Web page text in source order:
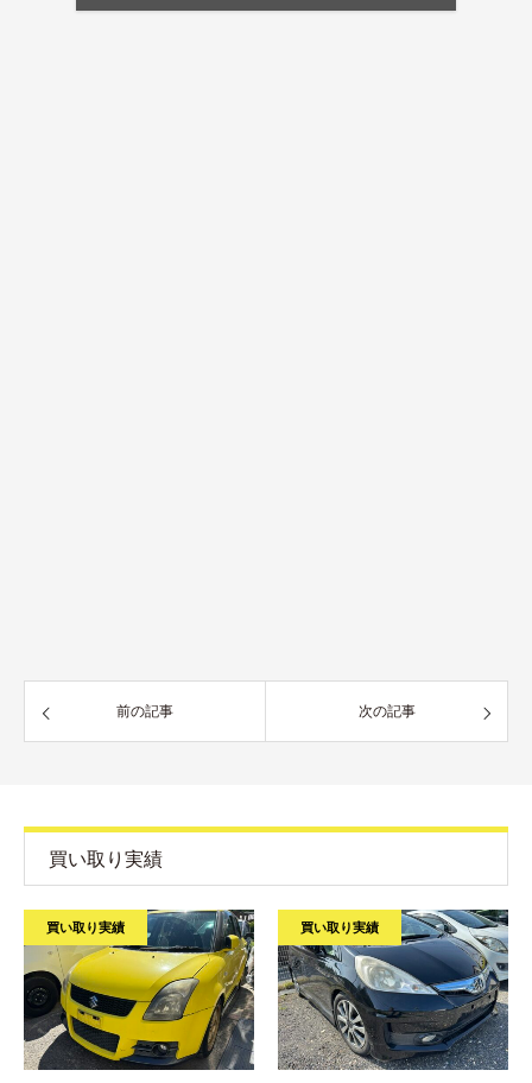
前の記事 次の記事
買い取り実績
買い取り実績 買い取り実績